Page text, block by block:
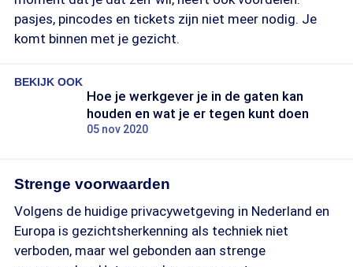
pasjes, pincodes en tickets zijn niet meer nodig. Je
komt binnen met je gezicht.
BEKIJK OOK
Hoe je werkgever je in de gaten kan
houden en wat je er tegen kunt doen
05 nov 2020
Strenge voorwaarden
Volgens de huidige privacywetgeving in Nederland en
Europa is gezichtsherkenning als techniek niet
verboden, maar wel gebonden aan strenge